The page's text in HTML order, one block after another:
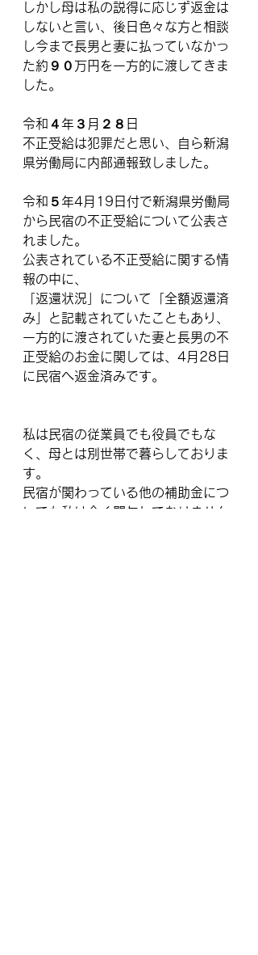
しかし母は私の説得に応じず返金は
しないと言い、後日色々な方と相談
し今まで長男と妻に払っていなかっ
た約９０万円を一方的に渡してきま
した。
令和４年３月２８日
不正受給は犯罪だと思い、自ら新潟
県労働局に内部通報致しました。
令和５年4月19日付で新潟県労働局
から民宿の不正受給について公表さ
れました。
公表されている不正受給に関する情
報の中に、
「返還状況」について「全額返還済
み」と記載されていたこともあり、
一方的に渡されていた妻と長男の不
正受給のお金に関しては、4月28日
に民宿へ返金済みです。
私は民宿の従業員でも役員でもな
く、母とは別世帯で暮らしておりま
す。
民宿が関わっている他の補助金につ
いても私は全く関与しておりません